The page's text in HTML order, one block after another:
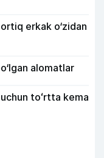
erkak o‘zidan
alomatlar
toʻrtta kema